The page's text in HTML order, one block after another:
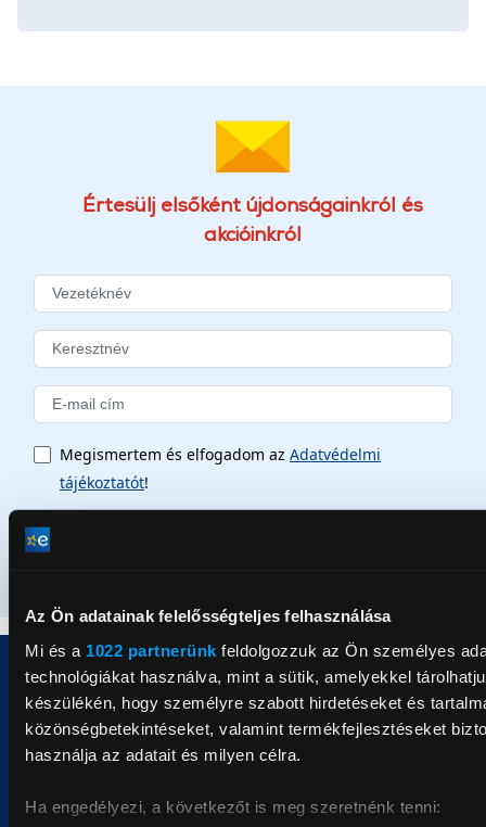
Az Ön adatainak felelősségteljes felhasználása
Mi és a 1022 partnerünk feldolgozzuk az Ön személyes
technológiákat használva, mint a sütik, amelyekkel
készülékén, hogy személyre szabott hirdetéseket és
közönségbetekintéseket, valamint termékfejlesztéseket
használja az adatait és milyen célra.
Ha engedélyezi, a következőt is meg szeretnénk tenni:
Értesülj elsőként újdonságainkról és
akcióinkról
Megismertem és elfogadom az Adatvédelmi
tájékoztatót!
INFORMÁCIÓK